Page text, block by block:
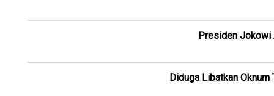
Presiden Jokowi
Diduga Libatkan